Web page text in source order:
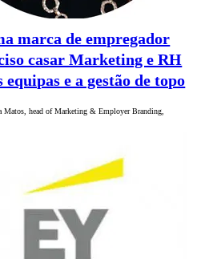
marca de empregador
casar Marketing e RH
equipas e a gestão de topo
Matos, head of Marketing & Employer Branding,